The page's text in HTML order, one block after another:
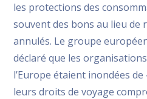
les protections des
souvent des bons au lieu de
annulés. Le groupe
déclaré que les
l’Europe étaient inondées
leurs droits de voyage